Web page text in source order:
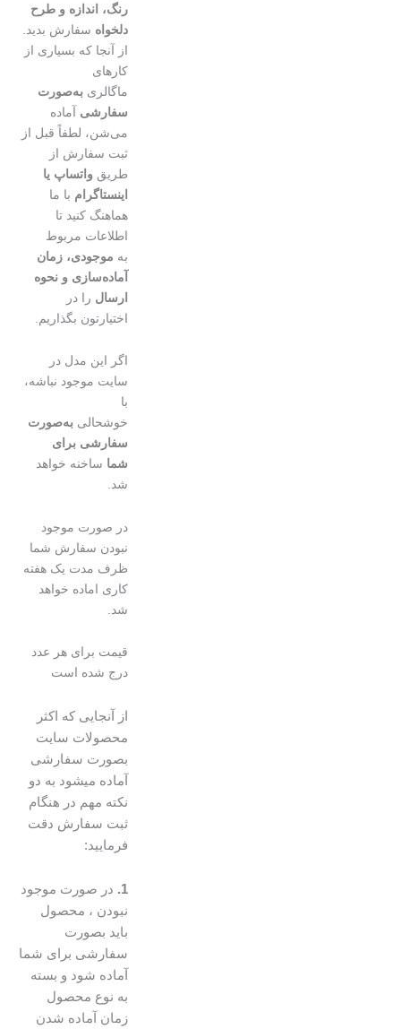
رنگ، اندازه و طرح
سفارش بدید.
از آنجا که بسیاری از
ماگالریبه‌صورت
سفارشیآماده
می‌شن، لطفاً قبل از
ثبت سفارش از
واتساپ یا
اینستاگرامبا ما
هماهنگ کنید تا
اطلاعات مربوط
موجودی، زمان
آماده‌سازی و نحوه
را در
اختیارتون بگذاریم.
اگر این مدل در
سایت موجود نباشه،
خوشحالیبه‌صورت
سفارشی برای
ساخنه خواهد
در صورت موجود
نبودن سفارش شما
ظرف مدت یک هفته
کاری اماده خواهد
قیمت برای هر عدد
درج شده است
از آنجایی که اکثر
محصولات سایت
بصورت سفارشی
آماده میشود به دو
نکته مهم در هنگام
ثبت سفارش دقت
فرمایید:
در صورت موجود
نبودن ، محصول
باید بصورت
سفارشی برای شما
آماده شود و بسته
به نوع محصول
زمان آماده شدن